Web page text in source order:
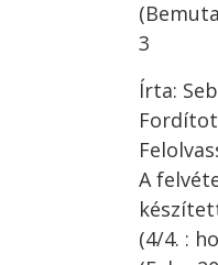
3
Írta:
A
(4/4. :